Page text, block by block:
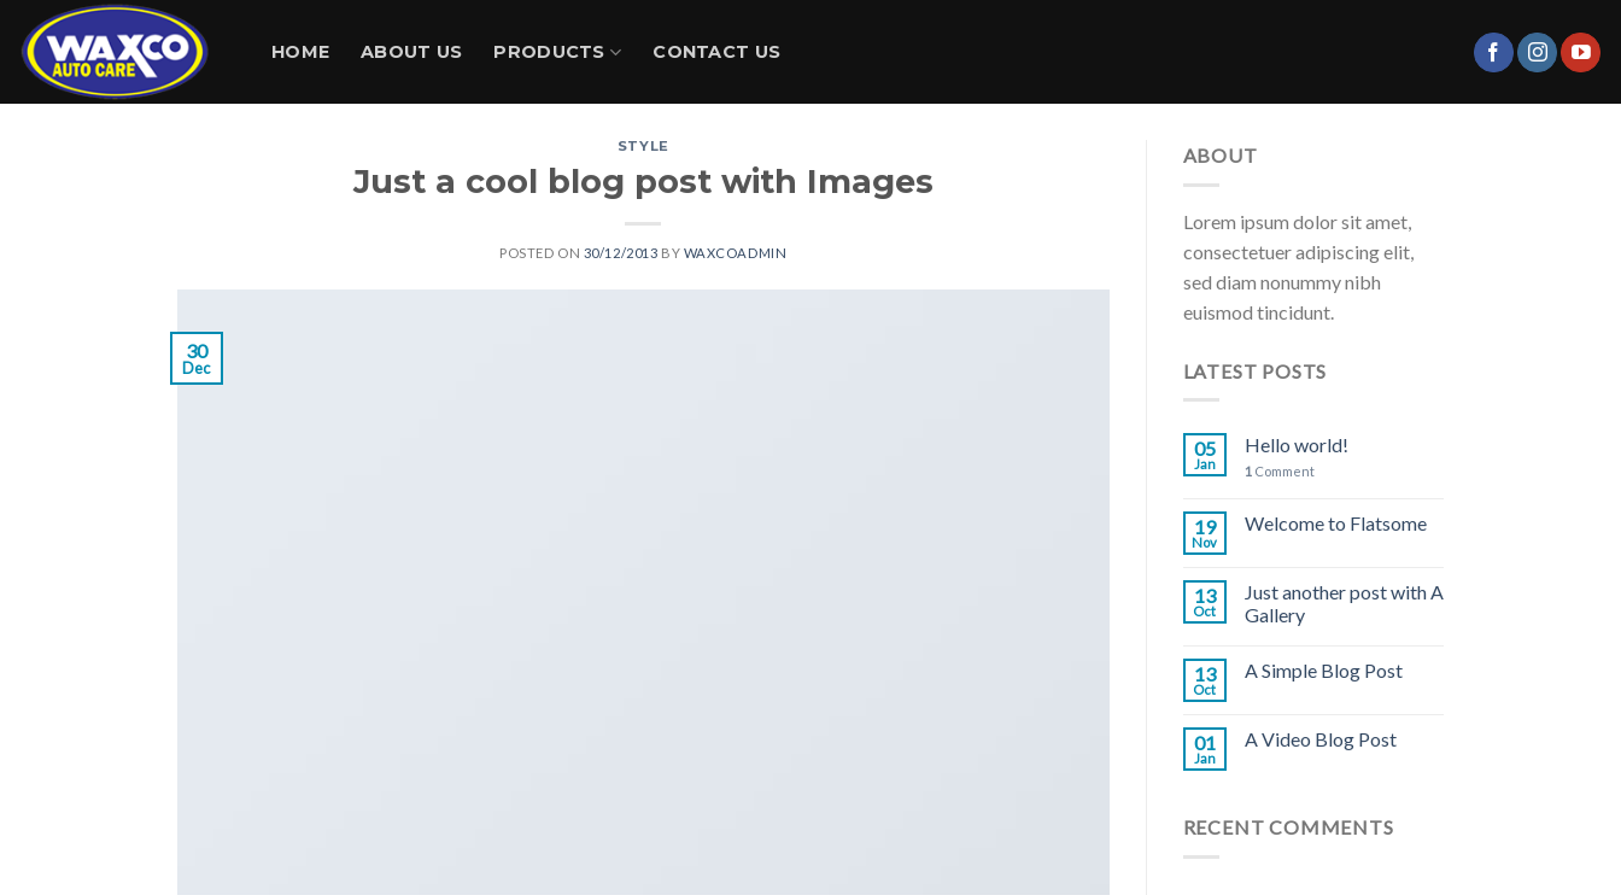
content
HOME ABOUT US PRODUCTS CONTACT US
STYLE
Just a cool blog post with Images
POSTED ON 30/12/2013 BY WAXCOADMIN
30
Dec
ABOUT
Lorem ipsum dolor sit amet,
consectetuer adipiscing elit,
sed diam nonummy nibh
euismod tincidunt.
LATEST POSTS
05
Jan
Hello world!
1Comment
19
Nov
Welcome to Flatsome
13
Oct
Just another post with A
Gallery
13
Oct
A Simple Blog Post
01
Jan
A Video Blog Post
RECENT COMMENTS